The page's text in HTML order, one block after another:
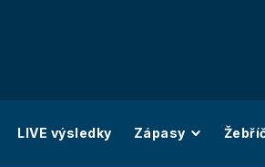
LIVE výsledky Zápasy